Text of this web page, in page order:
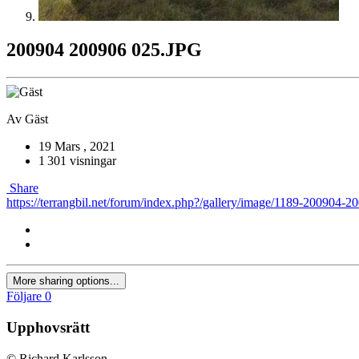
200904 200906 025.JPG
Av Gäst
19 Mars , 2021
1 301 visningar
Share
https://terrangbil.net/forum/index.php?/gallery/image/1189-200904-
More sharing options...
Följare 0
Upphovsrätt